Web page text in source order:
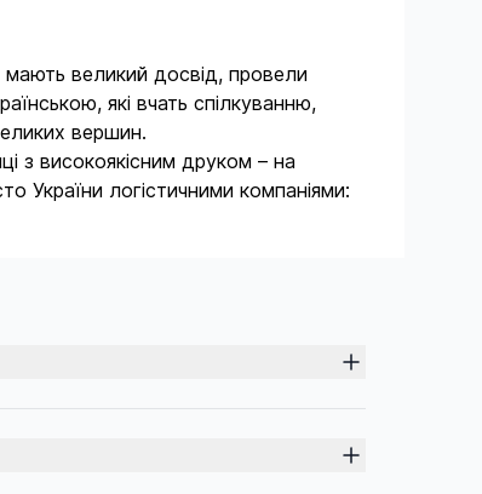
мають великий досвід, провели
які вчать спілкуванню,
вершин.
з високоякісним друком – на
України логістичними компаніями: